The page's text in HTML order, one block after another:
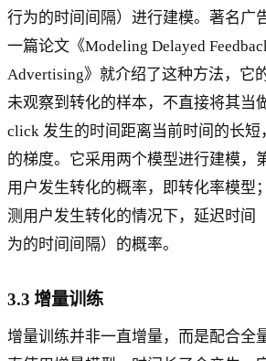
行为的时间间隔）进行建模。著名广
一篇论文《Modeling Delayed
Advertising》就介绍了这种方法，它
未观察到转化的样本，不直接将其当
click 发生的时间距离当前时间的长
的梯度。它采用两个模型进行建模，
用户发生转化的概率，即转化率模型
测用户发生转化的情况下，延迟时间
为的时间间隔）的概率。
3.3 增量训练
增量训练并非一直增量，而是配合全